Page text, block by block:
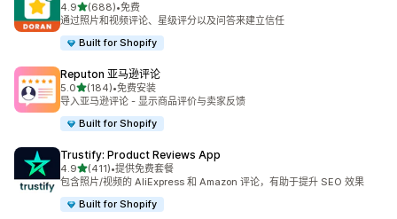
4.9星（满分 5 星）
(688)
总共 688 条评论
•免费
通过照片和视频评论、星级评分以及问答来建立信任
Built for Shopify
Reputon 亚马逊评论
5.0星（满分 5 星）
(184)
总共 184 条评论
•免费安装
导入亚马逊评论 - 显示商品评价与卖家反馈
Built for Shopify
Trustify: Product Reviews App
4.9星（满分 5 星）
(411)
总共 411 条评论
•提供免费套餐
包含照片/视频的 AliExpress 和 Amazon 评论，有助于提升 SEO 效果
Built for Shopify